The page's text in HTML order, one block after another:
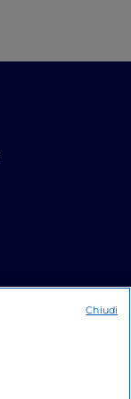
Chiudi